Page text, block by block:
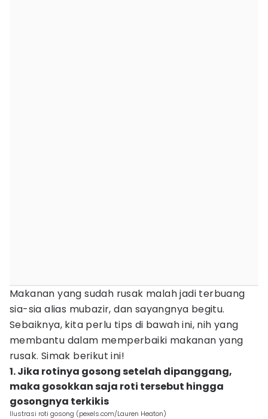
Makanan yang sudah rusak malah jadi terbuang
sia-sia alias mubazir, dan sayangnya begitu.
Sebaiknya, kita perlu tips di bawah ini, nih yang
membantu dalam memperbaiki makanan yang
rusak. Simak berikut ini!
1. Jika rotinya gosong setelah dipanggang,
maka gosokkan saja roti tersebut hingga
gosongnya terkikis
Ilustrasi roti gosong (pexels.com/Lauren Heaton)